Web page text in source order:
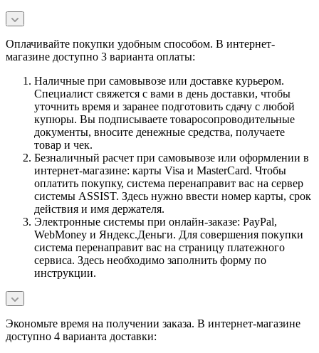
Оплачивайте покупки удобным способом. В интернет-
магазине доступно 3 варианта оплаты:
Наличные при самовывозе или доставке курьером.
Специалист свяжется с вами в день доставки, чтобы
уточнить время и заранее подготовить сдачу с любой
купюры. Вы подписываете товаросопроводительные
документы, вносите денежные средства, получаете
товар и чек.
Безналичный расчет при самовывозе или оформлении в
интернет-магазине: карты Visa и MasterCard. Чтобы
оплатить покупку, система перенаправит вас на сервер
системы ASSIST. Здесь нужно ввести номер карты, срок
действия и имя держателя.
Электронные системы при онлайн-заказе: PayPal,
WebMoney и Яндекс.Деньги. Для совершения покупки
система перенаправит вас на страницу платежного
сервиса. Здесь необходимо заполнить форму по
инструкции.
Экономьте время на получении заказа. В интернет-магазине
доступно 4 варианта доставки: